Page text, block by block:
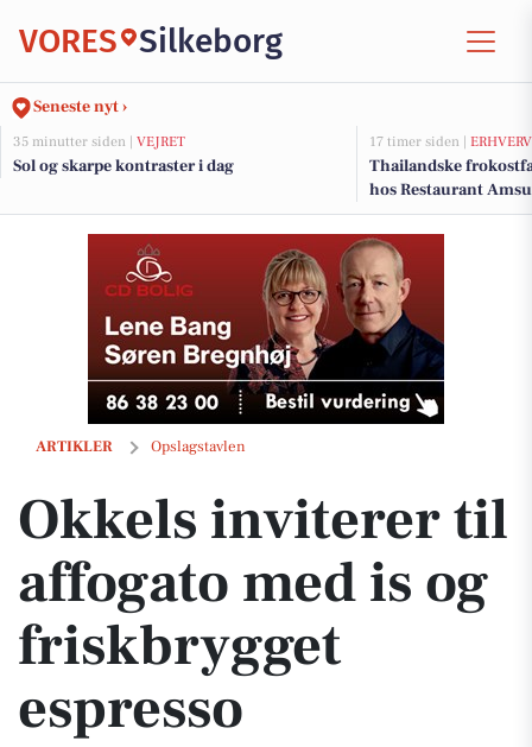
VORES Silkeborg
Seneste nyt ›
35 minutter siden | VEJRET
Sol og skarpe kontraster i dag
17 timer siden | ERHVERV
Thailandske
hos Restaurant
ARTIKLER Opslagstavlen
Okkels inviterer til affogato med is og friskbrygget espresso
Okkels inviterer til
affogato med is og
friskbrygget
espresso